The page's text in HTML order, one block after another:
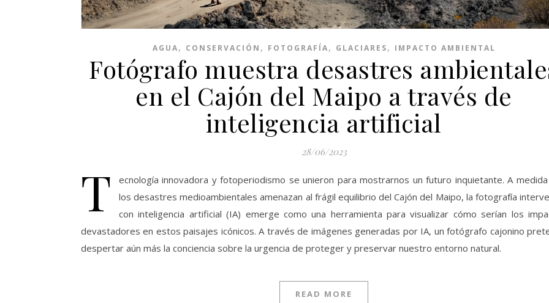
AGUA, CONSERVACIÓN , FOTOGRAFÍA, GLACIARES, IMPACTO AMBIENTAL
Fotógrafo muestra desastres
en el Cajón del Maipo a través de
inteligencia artificial
28/06/2023
T
ecnología innovadora y fotoperiodismo se unieron para mostrarnos un futuro inquietante. A
los desastres medioambientales amenazan al frágil equilibrio del Cajón del Maipo, la fotografía
con inteligencia artificial (IA) emerge como una herramienta para visualizar cómo serían los
devastadores en estos paisajes icónicos. A través de imágenes generadas por IA, un fotógrafo cajonino
despertar aún más la conciencia sobre la urgencia de proteger y preservar nuestro entorno natural.
READ MORE